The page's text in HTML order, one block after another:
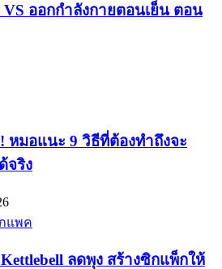
ออกกำลังกายตอนเย็น ตอน
หมอแนะ 9 วิธีที่ต้องทำถึงจะ
จริง
แพค
ลดพุง สร้างซิกแพ็กให้